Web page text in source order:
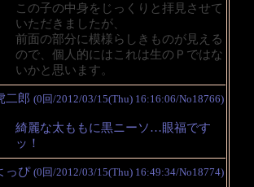
この子の中身をじっくりと拝見させて
いただきましたが、
前面の部分に模様らしきものが見える
ので、個人的にはこれは生のＰではな
いかと思います。
二郎 (0回/2012/03/15(Thu) 16:16:06/No18766)
綺麗な太ももに黒ニーソ…眼福です
ッ！
っぴ (0回/2012/03/15(Thu) 16:49:34/No18774)